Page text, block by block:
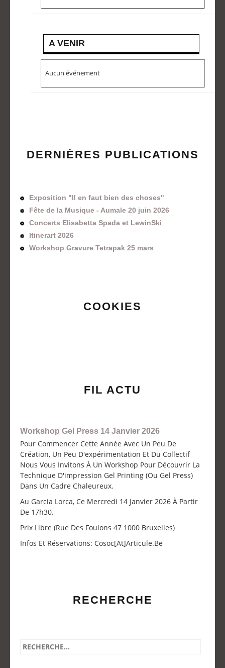
A VENIR
Aucun événement
DERNIÈRES PUBLICATIONS
Exposition "Il en faut bien des choses"
Fête de la Musique - Aumale 20 juin 2026
Concerts Elisabetta Spada et LewinSki
Itinerart 2026
Workshop Gravure Tetrapak 25 mars
COOKIES
FIL ACTU
Workshop Gel Press 14 Janvier 2026
Pour Commencer Cette Année Avec Un Peu De
Création, Un Peu D'expérimentation Et Du Collectif
Nous Vous Invitons À Un Workshop Pour Découvrir La
Technique D'impression Gel Printing (ou Gel Press)
Dans Un Cadre Chaleureux.
Au Garcia Lorca, Ce Mercredi 14 Janvier 2026 À Partir
De 17h30.
Prix Libre (Rue Des Foulons 47 1000 Bruxelles)
Infos Et Réservations: Cosoc[at]articule.be
RECHERCHE